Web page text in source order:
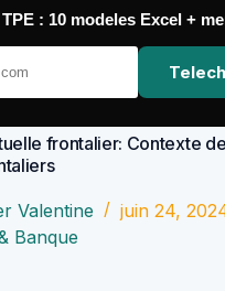
frontalier: Contexte
Valentine
juin 24,
Banque
: 10 modeles Excel +